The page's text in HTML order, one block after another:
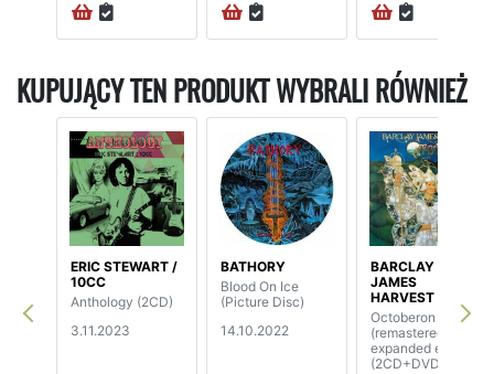
KUPUJĄCY TEN PRODUKT WYBRALI RÓWNIEŻ
ERIC STEWART /
10CC
Anthology (2CD)
3.11.2023
BATHORY
Blood On Ice
(Picture Disc)
14.10.2022
BARCLAY
JAMES
HARVEST
Octoberon
(remastered &
expanded edition)
(2CD+DVD)